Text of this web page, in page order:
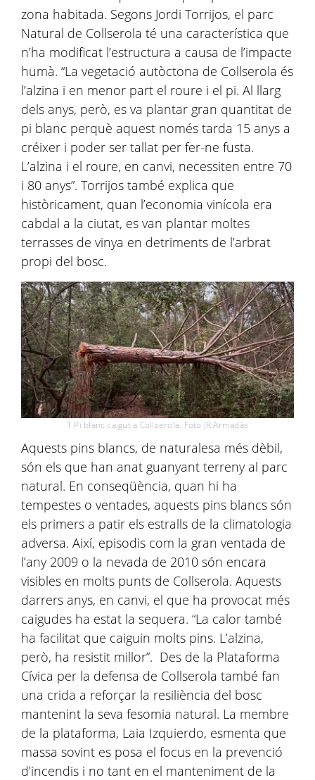
zona habitada. Segons Jordi Torrijos, el parc
Natural de Collserola té una característica que
n’ha modificat l’estructura a causa de l’impacte
humà. “La vegetació autòctona de Collserola és
l’alzina i en menor part el roure i el pi. Al llarg
dels anys, però, es va plantar gran quantitat de
pi blanc perquè aquest només tarda 15 anys a
créixer i poder ser tallat per fer-ne fusta.
L’alzina i el roure, en canvi, necessiten entre 70
i 80 anys”. Torrijos també explica que
històricament, quan l’economia vinícola era
cabdal a la ciutat, es van plantar moltes
terrasses de vinya en detriments de l’arbrat
propi del bosc.
1 Pi blanc caigut a Collserola. Foto JR Armadàs
Aquests pins blancs, de naturalesa més dèbil,
són els que han anat guanyant terreny al parc
natural. En conseqüència, quan hi ha
tempestes o ventades, aquests pins blancs són
els primers a patir els estralls de la climatologia
adversa. Així, episodis com la gran ventada de
l’any 2009 o la nevada de 2010 són encara
visibles en molts punts de Collserola. Aquests
darrers anys, en canvi, el que ha provocat més
caigudes ha estat la sequera. “La calor també
ha facilitat que caiguin molts pins. L’alzina,
però, ha resistit millor”. Des de la Plataforma
Cívica per la defensa de Collserola també fan
una crida a reforçar la resiliència del bosc
mantenint la seva fesomia natural. La membre
de la plataforma, Laia Izquierdo, esmenta que
massa sovint es posa el focus en la prevenció
d’incendis i no tant en el manteniment de la